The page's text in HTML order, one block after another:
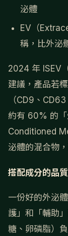
泌體
EV（
稱，比外泌
2024 年 ISEV
建議，產品若
（CD9、
約有 60% 的
Conditioned
泌體的混合物
搭配成分的品質
一份好的外泌
護」和「輔助
糖、卵磷脂）